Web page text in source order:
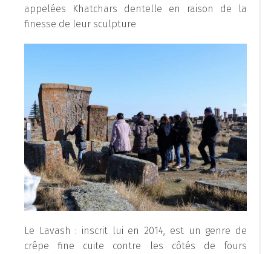
appelées Khatchars dentelle en raison de la
finesse de leur sculpture
Le Lavash : inscrit lui en 2014, est un genre de
crêpe fine cuite contre les côtés de fours